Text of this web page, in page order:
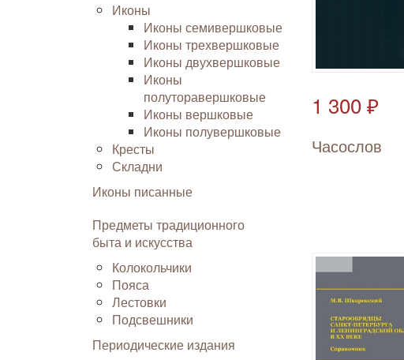
Иконы
Иконы семивершковые
Иконы трехвершковые
Иконы двухвершковые
Иконы
полуторавершковые
Иконы вершковые
Иконы полувершковые
Кресты
Складни
Иконы писанные
Предметы традиционного
быта и искусства
Колокольчики
Пояса
Лестовки
Подсвешники
Периодические издания
1 300 ₽
Часослов